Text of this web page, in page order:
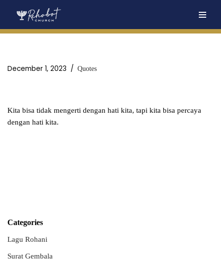
December 1, 2023 Quotes
Kita bisa tidak mengerti dengan hati kita, tapi kita bisa percaya
dengan hati kita.
Categories
Lagu Rohani
Surat Gembala